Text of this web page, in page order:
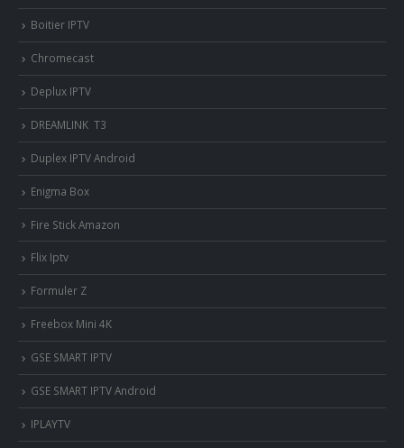
Boitier IPTV
Chromecast
Deplux IPTV
DREAMLINK T3
Duplex IPTV Android
Enigma Box
Fire Stick Amazon
Flix Iptv
Formuler Z
Freebox Mini 4K
‎GSE SMART IPTV
GSE SMART IPTV Android
IPLAYTV